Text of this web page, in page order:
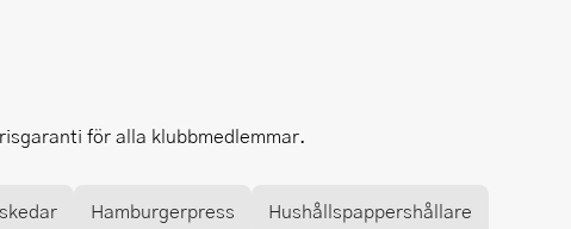
för alla klubbmedlemmar.
Hamburgerpress
Hushållspappershållare